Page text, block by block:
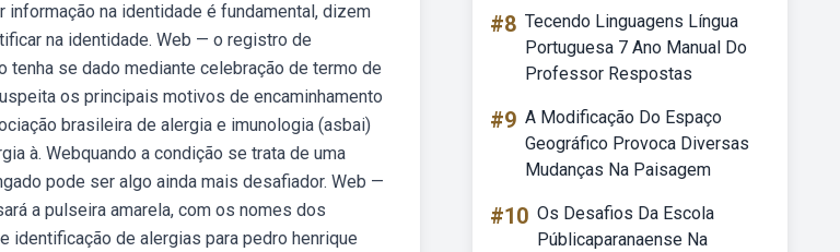
na identidade é fundamental, dizem
na identidade. Web — o registro de
se dado mediante celebração de termo de
os principais motivos de encaminhamento
brasileira de alergia e imunologia (asbai)
à. Webquando a condição se trata de uma
pode ser algo ainda mais desafiador. Web —
a pulseira amarela, com os nomes dos
identificação de alergias para pedro henrique
#8 Tecendo Linguagens Língua
Portuguesa 7 Ano Manual Do
Professor Respostas
#9 A Modificação Do Espaço
Geográfico Provoca Diversas
Mudanças Na Paisagem
#10 Os Desafios Da Escola
Públicaparanaense Na